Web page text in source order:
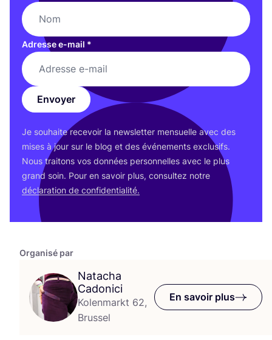
Organisé par
Natacha
Cadonici
Kolenmarkt 62,
Brussel
En savoir plus
Adresse e-mail *
Envoyer
Je sou­haite rece­voir la news­let­ter men­suelle avec des
mises à jour sur le blog et des évé­ne­ments exclu­sifs.
Nous trai­tons vos don­nées per­son­nelles avec le plus
grand soin. Pour en savoir plus, consul­tez notre
décla­ra­tion de confidentialité.